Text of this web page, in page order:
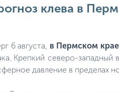
клева в
6 августа, в Пермском
Крепкий северо-
давление в пределах